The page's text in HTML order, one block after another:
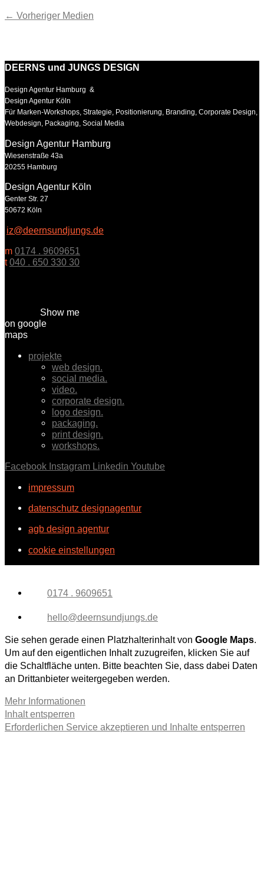
← Vorheriger Medien
DEERNS und JUNGS DESIGN
Design Agentur Hamburg &
Design Agentur Köln
Für Marken-Workshops, Strategie, Positionierung, Branding, Corporate Design,
Webdesign, Packaging, Social Media
Design Agentur Hamburg
Wiesenstraße 43a
20255 Hamburg
Design Agentur Köln
Genter Str. 27
50672 Köln
iz@deernsundjungs.de
m 0174 . 9609651
t 040 . 650 330 30
Show me
on google
maps
projekte
web design.
social media.
video.
corporate design.
logo design.
packaging.
print design.
workshops.
Facebook Instagram Linkedin Youtube
impressum
datenschutz designagentur
agb design agentur
cookie einstellungen
0174 . 9609651
hello@deernsundjungs.de
Sie sehen gerade einen Platzhalterinhalt von Google Maps.
Um auf den eigentlichen Inhalt zuzugreifen, klicken Sie auf
die Schaltfläche unten. Bitte beachten Sie, dass dabei Daten
an Drittanbieter weitergegeben werden.
Mehr Informationen
Inhalt entsperren
Erforderlichen Service akzeptieren und Inhalte entsperren